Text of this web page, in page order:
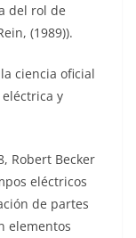
del rol de
(1989)).
ciencia oficial
y
Robert Becker
eléctricos
de partes
elementos